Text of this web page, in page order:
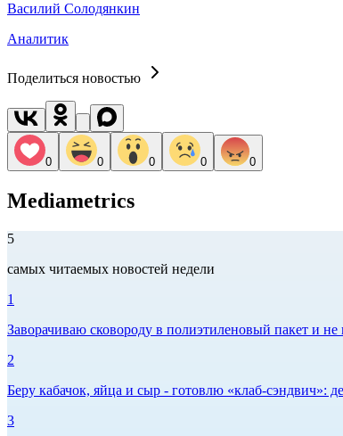
Василий Солодянкин
Аналитик
Поделиться новостью
0 0 0 0 0
Mediametrics
5
самых читаемых новостей недели
1
Заворачиваю сковороду в полиэтиленовый пакет и не
2
Беру кабачок, яйца и сыр - готовлю «клаб-сэндвич»:
3